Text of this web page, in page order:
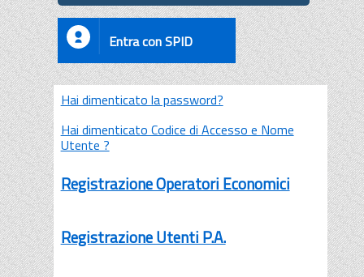
Entra con SPID
Hai dimenticato la password?
Hai dimenticato Codice di Accesso e Nome
Utente ?
Registrazione Operatori Economici
Registrazione Utenti P.A.